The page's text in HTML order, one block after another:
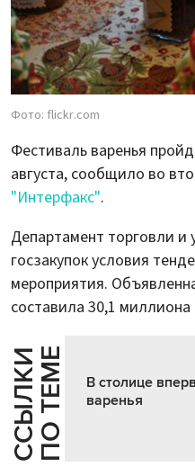
Фото: flickr.com
Фестиваль варенья
августа, сообщило во
"Интерфакс".
Департамент торговли и
госзакупок условия
мероприятия.
составила 30,1 миллиона
С
С
Ы
Л
К
И
П
О
Т
Е
МЕ
В столице
варенья